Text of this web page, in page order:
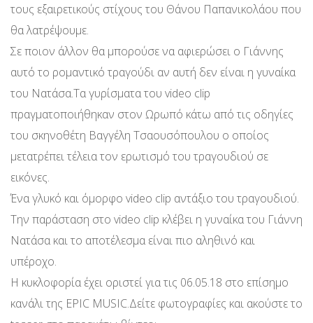
τους εξαιρετικούς στίχους του Θάνου Παπανικολάου που
θα λατρέψουμε.
Σε ποιον άλλον θα μπορούσε να αφιερώσει ο Γιάννης
αυτό το ρομαντικό τραγούδι αν αυτή δεν είναι η γυναίκα
του Νατάσα.Τα γυρίσματα του video clip
πραγματοποιήθηκαν στον Ωρωπό κάτω από τις οδηγίες
του σκηνοθέτη Βαγγέλη Τσαουσόπουλου ο οποίος
μετατρέπει τέλεια τον ερωτισμό του τραγουδιού σε
εικόνες.
Ένα γλυκό και όμορφο video clip αντάξιο του τραγουδιού.
Την παράσταση στο video clip κλέβει η γυναίκα του Γιάννη
Νατάσα και το αποτέλεσμα είναι πιο αληθινό και
υπέροχο.
Η κυκλοφορία έχει οριστεί για τις 06.05.18 στο επίσημο
κανάλι της EPIC MUSIC.Δείτε φωτογραφίες και ακούστε το